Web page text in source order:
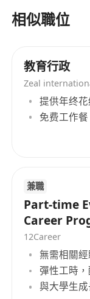
2)Holy聖潔￭
庭。 關注和關
康復政策制定
無分國界、種
體的需要。 協
相似職位
教育行政
Zeal
提供年终
免费工作餐
兼職
Part-time
Career
12Career
無需相關
彈性工時
與大學生